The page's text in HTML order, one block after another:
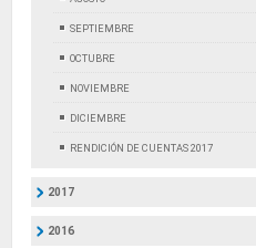
SEPTIEMBRE
OCTUBRE
NOVIEMBRE
DICIEMBRE
RENDICIÓN DE CUENTAS 2017
2017
2016